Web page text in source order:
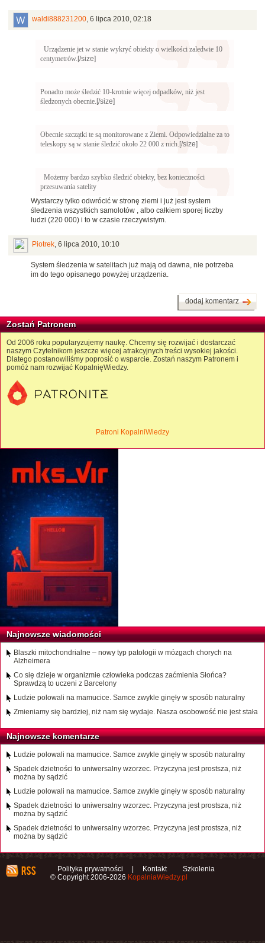
waldi888231200, 6 lipca 2010, 02:18
Urządzenie jet w stanie wykryć obiekty o wielkości zaledwie 10
centymetrów. [/size]
Ponadto może śledzić 10-krotnie więcej odpadków, niż jest
śledzonych obecnie. [/size]
Obecnie szczątki te są monitorowane z Ziemi. Odpowiedzialne za to
teleskopy są w stanie śledzić około 22 000 z nich. [/size]
Możemy bardzo szybko śledzić obiekty, bez konieczności
przesuwania satelity
Wystarczy tylko odwrócić w stronę ziemi i już jest system
śledzenia wszystkich samolotów , albo całkiem sporej liczby
ludzi (220 000) i to w czasie rzeczywistym.
Piotrek, 6 lipca 2010, 10:10
System śledzenia w satelitach już mają od dawna, nie potrzeba
im do tego opisanego powyżej urządzenia.
dodaj komentarz
Zostań Patronem
Od 2006 roku popularyzujemy naukę. Chcemy się rozwijać i dostarczać
naszym Czytelnikom jeszcze więcej atrakcyjnych treści wysokiej jakości.
Dlatego postanowiliśmy poprosić o wsparcie. Zostań naszym Patronem i
pomóż nam rozwijać KopalnięWiedzy.
Patroni KopalniWiedzy
Najnowsze wiadomości
Blaszki mitochondrialne – nowy typ patologii w mózgach chorych na
Alzheimera
Co się dzieje w organizmie człowieka podczas zaćmienia Słońca?
Sprawdzą to uczeni z Barcelony
Ludzie polowali na mamucice. Samce zwykle ginęły w sposób naturalny
Zmieniamy się bardziej, niż nam się wydaje. Nasza osobowość nie jest stała
Najnowsze komentarze
Ludzie polowali na mamucice. Samce zwykle ginęły w sposób naturalny
Spadek dzietności to uniwersalny wzorzec. Przyczyna jest prostsza, niż
można by sądzić
Ludzie polowali na mamucice. Samce zwykle ginęły w sposób naturalny
Spadek dzietności to uniwersalny wzorzec. Przyczyna jest prostsza, niż
można by sądzić
Spadek dzietności to uniwersalny wzorzec. Przyczyna jest prostsza, niż
można by sądzić
Polityka prywatności Kontakt
Szkolenia
© Copyright 2006-2026 KopalniaWiedzy.pl